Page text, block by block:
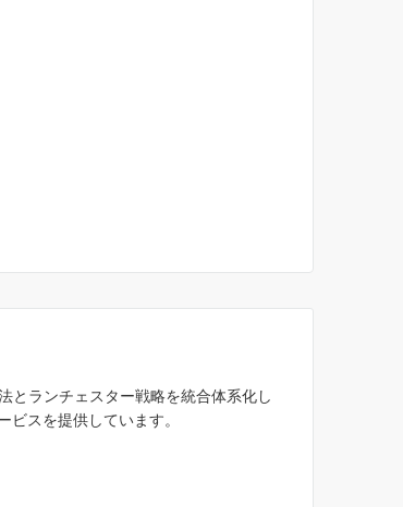
とランチェスター戦略を統合体系化し
スを提供しています。